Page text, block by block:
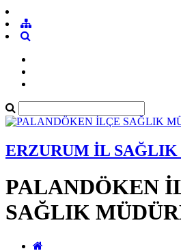
ERZURUM İL
PALANDÖKEN
SAĞLIK